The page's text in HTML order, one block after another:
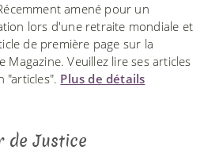
amené pour un
lors d'une retraite mondiale et
de première page sur la
Magazine. Veuillez lire ses articles
"articles". Plus de détails
de Justice